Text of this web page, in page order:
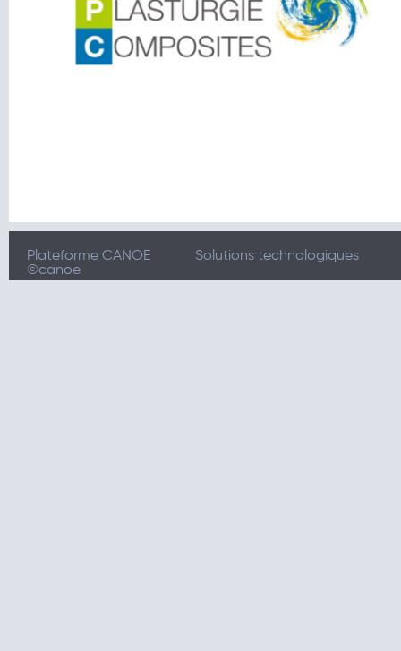
Plateforme CANOE
Solutions technologiques
©canoe